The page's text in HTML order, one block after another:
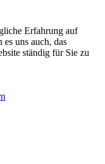
Erfahrung auf
es uns auch, das
ständig für Sie zu